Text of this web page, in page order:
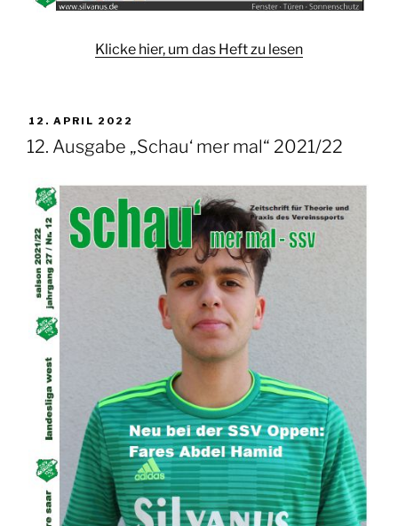
Klicke hier, um das Heft zu lesen
VERÖFFENTLICHT
AM
12. APRIL 2022
12. Ausgabe „Schau‘ mer mal“ 2021/22